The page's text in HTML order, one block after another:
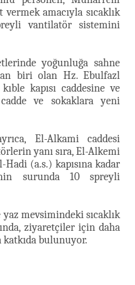
amacıyla sıcaklık
vantilatör sistemini
yoğunluğa sahne
biri olan Hz. Ebulfazl
kapısı caddesine ve
ve sokaklara yeni
El-Alkami caddesi
yanı sıra, El-Alkemi
(a.s.) kapısına kadar
surunda 10 spreyli
mevsimindeki sıcaklık
ziyaretçiler için daha
bulunuyor.